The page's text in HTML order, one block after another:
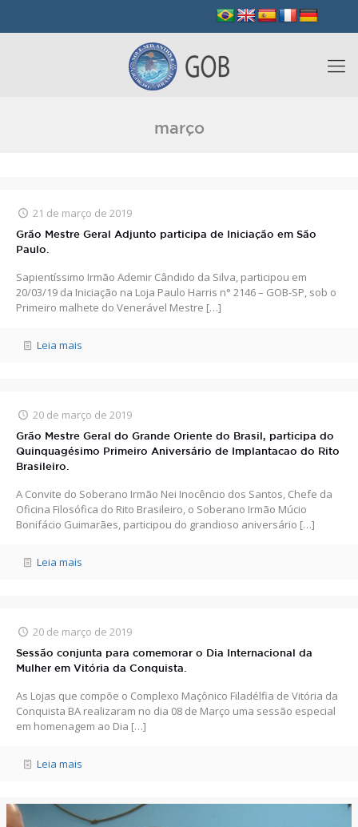
março
21 de março de 2019
Grão Mestre Geral Adjunto participa de Iniciação em São
Paulo.
Sapientíssimo Irmão Ademir Cândido da Silva, participou em
20/03/19 da Iniciação na Loja Paulo Harris n° 2146 – GOB-SP, sob o
Primeiro malhete do Venerável Mestre […]
Leia mais
20 de março de 2019
Grão Mestre Geral do Grande Oriente do Brasil, participa do
Quinquagésimo Primeiro Aniversário de Implantacao do Rito
Brasileiro.
A Convite do Soberano Irmão Nei Inocêncio dos Santos, Chefe da
Oficina Filosófica do Rito Brasileiro, o Soberano Irmão Múcio
Bonifácio Guimarães, participou do grandioso aniversário […]
Leia mais
20 de março de 2019
Sessão conjunta para comemorar o Dia Internacional da
Mulher em Vitória da Conquista.
As Lojas que compõe o Complexo Maçônico Filadélfia de Vitória da
Conquista BA realizaram no dia 08 de Março uma sessão especial
em homenagem ao Dia […]
Leia mais